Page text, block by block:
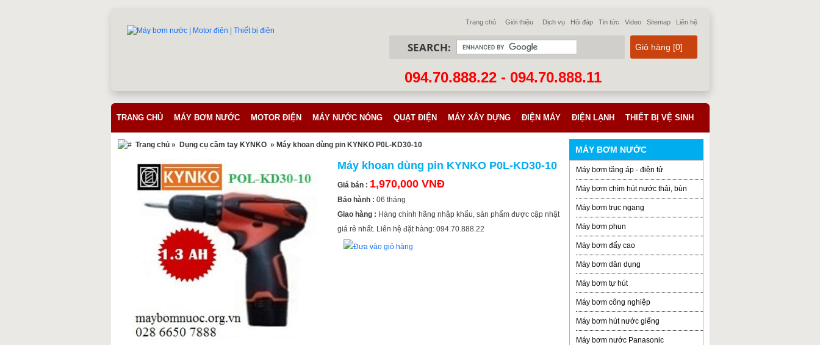
Trang chủ Giới thiệu Dịch vụ Hỏi đáp Tin tức Video Sitemap Liên hệ
Giỏ hàng [0]
SEARCH:
094.70.888.22 - 094.70.888.11
TRANG CHỦ MÁY BƠM NƯỚC MOTOR ĐIỆN MÁY NƯỚC NÓNG QUẠT ĐIỆN MÁY XÂY DỰNG ĐIỆN MÁY ĐIỆN LẠNH THIẾT BỊ VỆ SINH
Trang chủ » Dụng cụ cầm tay KYNKO » Máy khoan dùng pin KYNKO P0L-KD30-10
Máy khoan dùng pin KYNKO P0L-KD30-10
Giá bán : 1,970,000 VNĐ
Bảo hành : 06 tháng
Giao hàng : Hàng chính hãng nhập khẩu, sản phẩm được cập nhật
giá rẻ nhất. Liên hệ đặt hàng: 094.70.888.22
MÁY BƠM NƯỚC
Máy bơm tăng áp - điện tử
Máy bơm chìm hút nước thải, bùn
Máy bơm trục ngang
Máy bơm phun
Máy bơm đẩy cao
Máy bơm dân dụng
Máy bơm tự hút
Máy bơm công nghiệp
Máy bơm hút nước giếng
Máy bơm nước Panasonic